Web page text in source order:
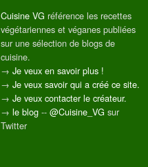
Cuisine VG référence les recettes
végétariennes et véganes publiées
sur une sélection de blogs de
cuisine.
→ Je veux en savoir plus !
→ Je veux savoir qui a créé ce site.
→ Je veux contacter le créateur.
→ le blog -- @Cuisine_VG sur
Twitter